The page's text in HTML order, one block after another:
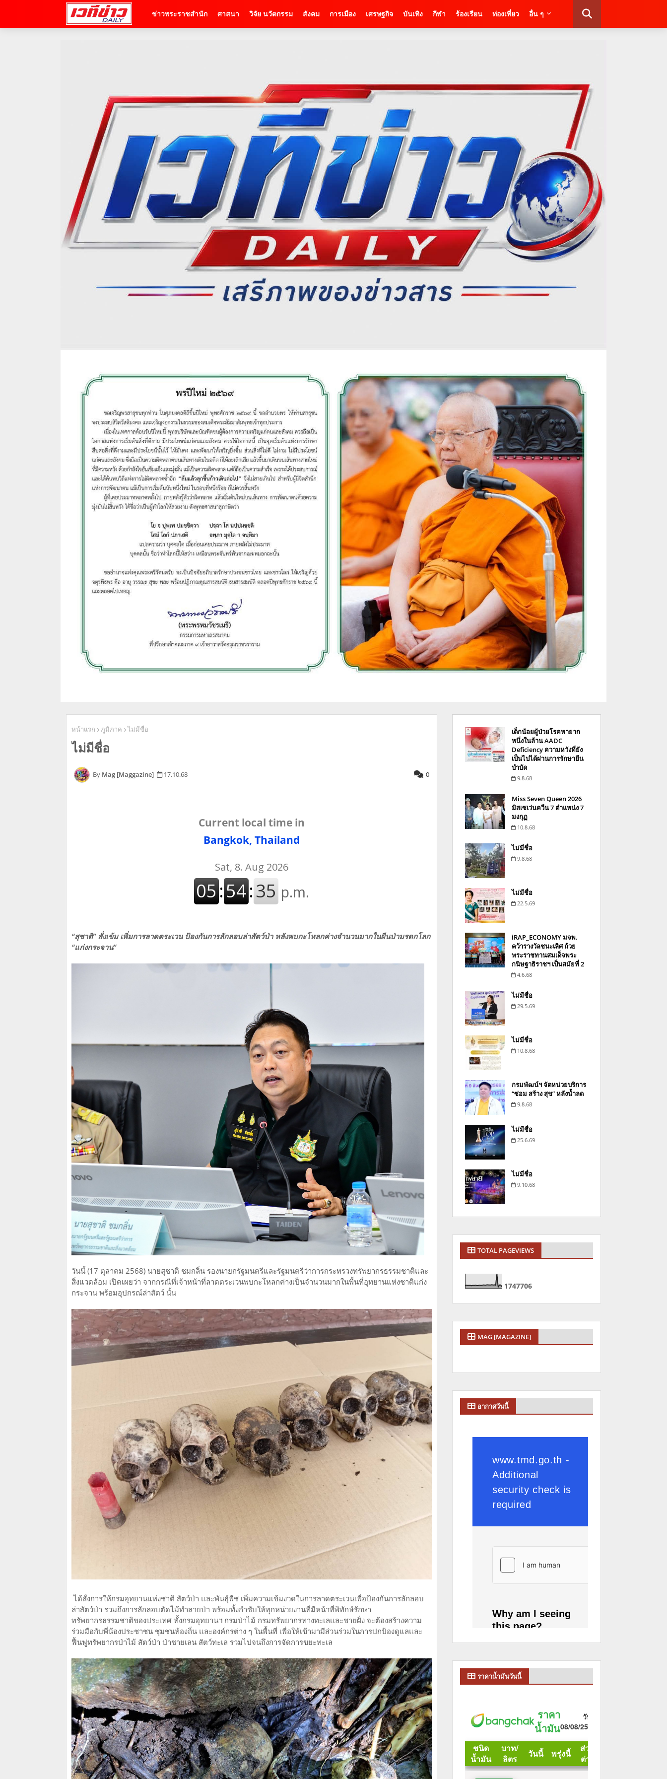
ข่าวพระราชสำนัก ศาสนา วิจัย นวัตกรรม สังคม การเมือง เศรษฐกิจ บันเทิง กีฬา ร้องเรียน ท่องเที่ยว อื่น ๆ
หน้าแรก ภูมิภาค ไม่มีชื่อ
ไม่มีชื่อ
Mag [Maggazine] 17.10.68 0
Current local time in
Bangkok, Thailand
“สุชาติ” สั่งเข้ม เพิ่มการลาดตระเวน ป้องกันการลักลอบล่าสัตว์ป่า หลังพบกะโหลกค่างจำนวนมากในผืนป่ามรดกโลก
“แก่งกระจาน”
วันนี้ (17 ตุลาคม 2568) นายสุชาติ ชมกลิ่น รองนายกรัฐมนตรีและรัฐมนตรีว่าการกระทรวงทรัพยากรธรรมชาติและ
สิ่งแวดล้อม เปิดเผยว่า จากกรณีที่เจ้าหน้าที่ลาดตระเวนพบกะโหลกค่างเป็นจำนวนมากในพื้นที่อุทยานแห่งชาติแก่ง
กระจาน พร้อมอุปกรณ์ล่าสัตว์ นั้น
ได้สั่งการให้กรมอุทยานแห่งชาติ สัตว์ป่า และพันธุ์พืช เพิ่มความเข้มงวดในการลาดตระเวนเพื่อป้องกันการลักลอบ
ล่าสัตว์ป่า รวมถึงการลักลอบตัดไม้ทำลายป่า พร้อมทั้งกำชับให้ทุกหน่วยงานที่มีหน้าที่พิทักษ์รักษา
ทรัพยากรธรรมชาติของประเทศ ทั้งกรมอุทยานฯ กรมป่าไม้ กรมทรัพยากรทางทะเลและชายฝั่ง จะต้องสร้างความ
ร่วมมือกับพี่น้องประชาชน ชุมชนท้องถิ่น และองค์กรต่าง ๆ ในพื้นที่ เพื่อให้เข้ามามีส่วนร่วมในการปกป้องดูแลและ
ฟื้นฟูทรัพยากรป่าไม้ สัตว์ป่า ป่าชายเลน สัตว์ทะเล รวมไปจนถึงการจัดการขยะทะเล
เด็กน้อยผู้ป่วยโรคหายาก
หนึ่งในล้าน AADC
Deficiency ความหวังที่ยัง
เป็นไปได้ผ่านการรักษายีน
บำบัด
9.8.68
Miss Seven Queen 2026
มิสเซเว่นควีน 7 ตำแหน่ง 7
มงกุฏ
10.8.68
ไม่มีชื่อ
9.8.68
ไม่มีชื่อ
22.5.69
iRAP_ECONOMY มจพ.
คว้ารางวัลชนะเลิศ ถ้วย
พระราชทานสมเด็จพระ
กนิษฐาธิราชฯ เป็นสมัยที่ 2
4.6.68
ไม่มีชื่อ
29.5.69
ไม่มีชื่อ
10.8.68
กรมพัฒน์ฯ จัดหน่วยบริการ
“ซ่อม สร้าง สุข” หลังน้ำลด
9.8.68
ไม่มีชื่อ
25.6.69
ไม่มีชื่อ
9.10.68
TOTAL PAGEVIEWS
1747706
MAG [MAGAZINE]
อากาศวันนี้
ราคาน้ำมันวันนี้